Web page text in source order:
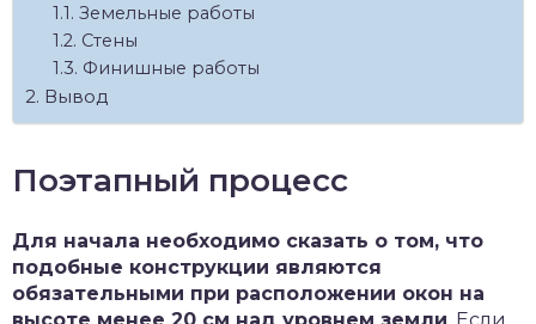
Земельные работы
Стены
Финишные работы
Вывод
Поэтапный процесс
Для начала необходимо сказать о том, что
подобные конструкции являются
обязательными при расположении окон на
высоте менее 20 см над уровнем земли. Если